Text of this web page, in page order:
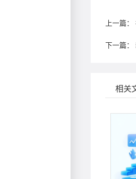
上一篇：
下一篇：
相关